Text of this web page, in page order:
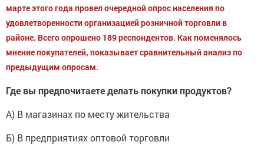
марте этого года провел очередной опрос населения по
удовлетворенности организацией розничной торговли в
районе. Всего опрошено 189 респондентов. Как поменялось
мнение покупателей, показывает сравнительный анализ по
предыдущим опросам.
Где вы предпочитаете делать покупки продуктов?
А) В магазинах по месту жительства
Б) В предприятиях оптовой торговли